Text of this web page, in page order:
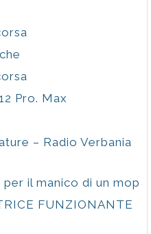
Pro. Max
– Radio Verbania
il manico di un mop
FUNZIONANTE